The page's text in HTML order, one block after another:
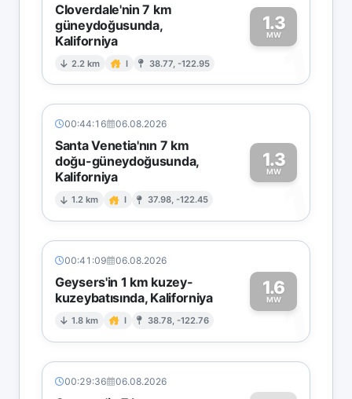
Cloverdale'nin 7 km
güneydoğusunda,
Kaliforniya
2.2 km I 38.77, -122.95
1.3
MW
1
00:44:16 06.08.2026
Santa Venetia'nın 7 km
doğu-güneydoğusunda,
Kaliforniya
1.2 km I 37.98, -122.45
1.3
MW
1
00:41:09 06.08.2026
Geysers'in 1 km kuzey-
kuzeybatısında, Kaliforniya
1.8 km I 38.78, -122.76
1.6
MW1
00:29:36 06.08.2026